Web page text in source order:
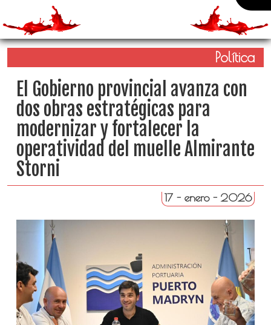
Política
El Gobierno provincial avanza con
dos obras estratégicas para
modernizar y fortalecer la
operatividad del muelle Almirante
Storni
17 - enero - 2026